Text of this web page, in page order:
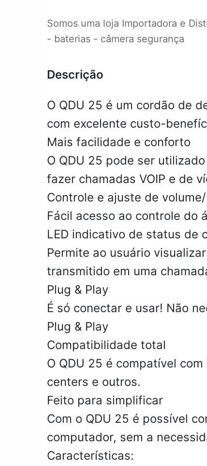
Somos uma loja Importadora e
- baterias - câmera segurança
Descrição
O QDU 25 é um cordão de
com excelente custo-
Mais facilidade e conforto
O QDU 25 pode ser
fazer chamadas VOIP e de
Controle e ajuste de
Fácil acesso ao controle do
LED indicativo de status de
Permite ao usuário
transmitido em uma
Plug & Play
É só conectar e usar! Não
Plug & Play
Compatibilidade total
O QDU 25 é compatível
centers e outros.
Feito para simplificar
Com o QDU 25 é possível
computador, sem a
Características: